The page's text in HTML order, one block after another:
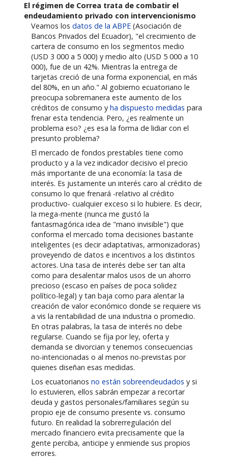
El régimen de Correa trata de combatir el
endeudamiento privado con intervencionismo
Veamos losdatos de la ABPE (Asociación de
Bancos Privados del Ecuador), "el crecimiento de
cartera de consumo en los segmentos medio
(USD 3 000 a 5 000) y medio alto (USD 5 000 a 10
000), fue de un 42%. Mientras la entrega de
tarjetas creció de una forma exponencial, en más
del 80%, en un año." Al gobierno ecuatoriano le
preocupa sobremanera este aumento de los
créditos de consumo yha dispuesto medidas para
frenar esta tendencia. Pero, ¿es realmente un
problema eso? ¿es esa la forma de lidiar con el
presunto problema?
El mercado de fondos prestables tiene como
producto y a la vez indicador decisivo el precio
más importante de una economía: la tasa de
interés. Es justamente un interés caro al crédito de
consumo lo que frenará -relativo al crédito
productivo- cualquier exceso si lo hubiere. Es decir,
la mega-mente (nunca me gustó la
fantasmagórica idea de "mano invisible") que
conforma el mercado toma decisiones bastante
inteligentes (es decir adaptativas, armonizadoras)
proveyendo de datos e incentivos a los distintos
actores. Una tasa de interés debe ser tan alta
como para desalentar malos usos de un ahorro
precioso (escaso en países de poca solidez
político-legal) y tan baja como para alentar la
creación de valor económico donde se requiere vis
a vis la rentabilidad de una industria o promedio.
En otras palabras, la tasa de interés no debe
regularse. Cuando se fija por ley, oferta y
demanda se divorcian y tenemos consecuencias
no-intencionadas o al menos no-previstas por
quienes diseñan esas medidas.
Los ecuatorianosno están sobreendeudados y si
lo estuvieren, ellos sabrán empezar a recortar
deuda y gastos personales/familiares según su
propio eje de consumo presente vs. consumo
futuro. En realidad la sobrerregulación del
mercado financiero evita precisamente que la
gente perciba, anticipe y enmiende sus propios
errores.